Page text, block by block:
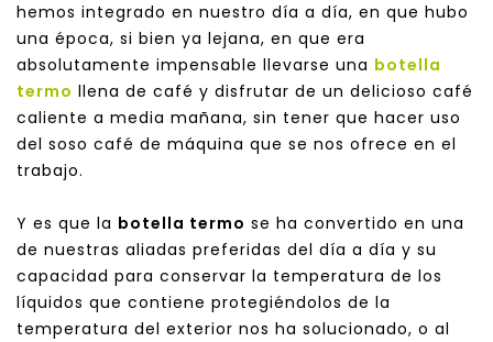
hemos integrado en nuestro día a día, en que hubo
una época, si bien ya lejana, en que era
absolutamente impensable llevarse una botella
termo llena de café y disfrutar de un delicioso café
caliente a media mañana, sin tener que hacer uso
del soso café de máquina que se nos ofrece en el
trabajo.
Y es que la botella termo se ha convertido en una
de nuestras aliadas preferidas del día a día y su
capacidad para conservar la temperatura de los
líquidos que contiene protegiéndolos de la
temperatura del exterior nos ha solucionado, o al